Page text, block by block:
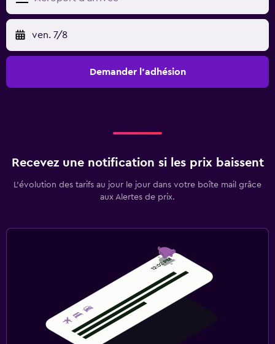
ven. 7/8
Demander l’adhésion
Recevez une notification si les prix baissent
L’évolution des tarifs au jour le jour dans votre boîte mail grâce
aux Alertes de prix.